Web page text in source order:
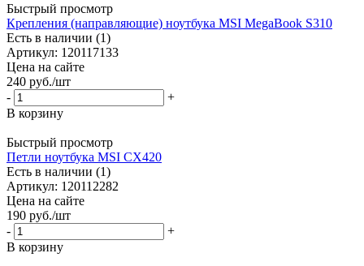
Быстрый просмотр
Крепления (направляющие) ноутбука MSI MegaBook S310
Есть в наличии (1)
Артикул: 120117133
Цена на сайте
240 руб./шт
-
+
В корзину
Быстрый просмотр
Петли ноутбука MSI CX420
Есть в наличии (1)
Артикул: 120112282
Цена на сайте
190 руб./шт
-
+
В корзину